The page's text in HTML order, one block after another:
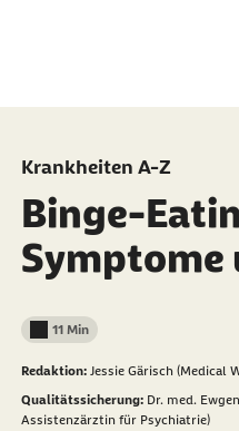
Krankheiten A-Z
Binge-
Symptome
Lesedauer weniger als
11 Min
Redaktion: Jessie Gärisch (Medical
Qualitätssicherung: Dr. med.
Assistenzärztin für Psychiatrie)